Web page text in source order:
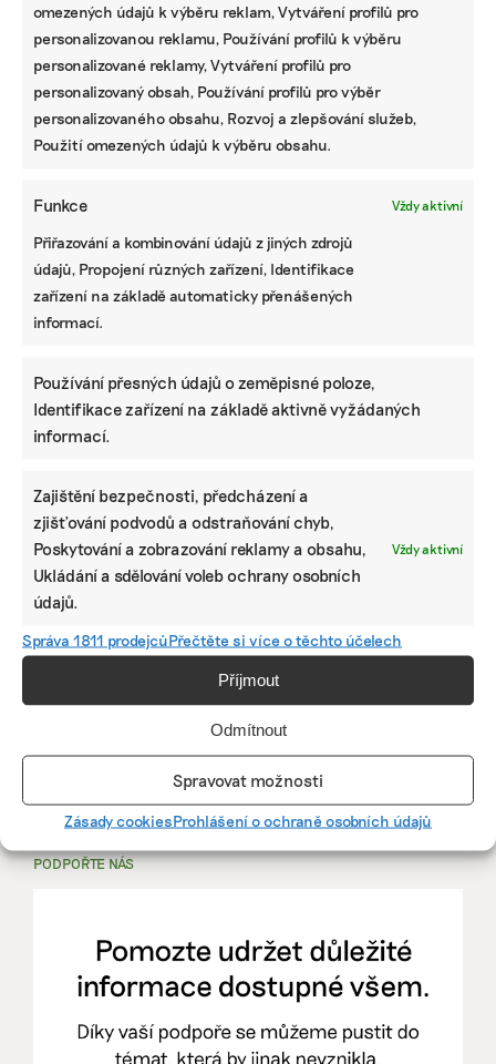
omezených údajů k výběru reklam, Vytváření profilů pro
personalizovanou reklamu, Používání profilů k výběru
personalizované reklamy, Vytváření profilů pro
personalizovaný obsah, Používání profilů pro výběr
personalizovaného obsahu, Rozvoj a zlepšování služeb,
Použití omezených údajů k výběru obsahu.
Funkce Vždy aktivní
Přiřazování a kombinování údajů z jiných zdrojů
údajů, Propojení různých zařízení, Identifikace
zařízení na základě automaticky přenášených
informací.
Používání přesných údajů o zeměpisné poloze,
Identifikace zařízení na základě aktivně vyžádaných
informací.
Zajištění bezpečnosti, předcházení a
zjišťování podvodů a odstraňování chyb,
Poskytování a zobrazování reklamy a obsahu,
Ukládání a sdělování voleb ochrany osobních
údajů.
Vždy aktivní
Správa 1811 prodejcůPřečtěte si více o těchto účelech
Příjmout
Odmítnout
Spravovat možnosti
Zásady cookiesProhlášení o ochraně osobních údajů
PRÁCE, KTERÁ ZLEPŠÍ SVĚT
mutualus
udržitelnosti
Více naEkoJobs>
PODPOŘTE NÁS